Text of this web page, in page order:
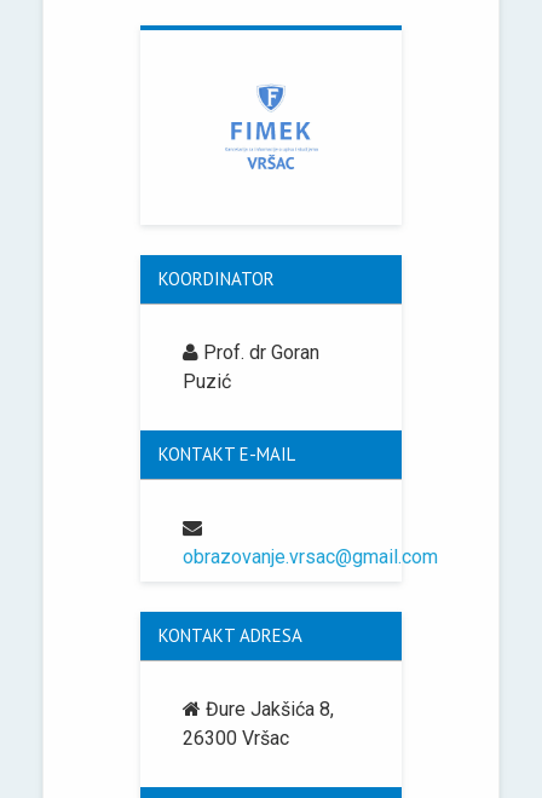
KOORDINATOR
Prof. dr Goran
Puzić
KONTAKT E-MAIL
obrazovanje.vrsac@gmail.com
KONTAKT ADRESA
Đure Jakšića 8,
26300 Vršac